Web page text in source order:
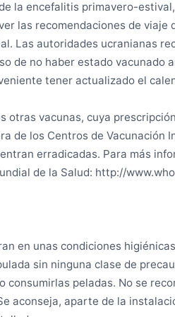
tiempo real.
pero no dispone de medios
España en Ucrania por
se ruega que contacte
sobre su localización,
información relevante.
otro medio, se ruega
de España en Ucrania para
españoles presentes
la encefalitis primavero-
las recomendaciones de
Las autoridades ucranianas
de no haber estado vacunado
tener actualizado el
otras vacunas, cuya
de los Centros de Vacunación
erradicadas. Para más
de la Salud: http://
en unas condiciones
sin ninguna clase de
consumirlas peladas. No se
aconseja, aparte de la